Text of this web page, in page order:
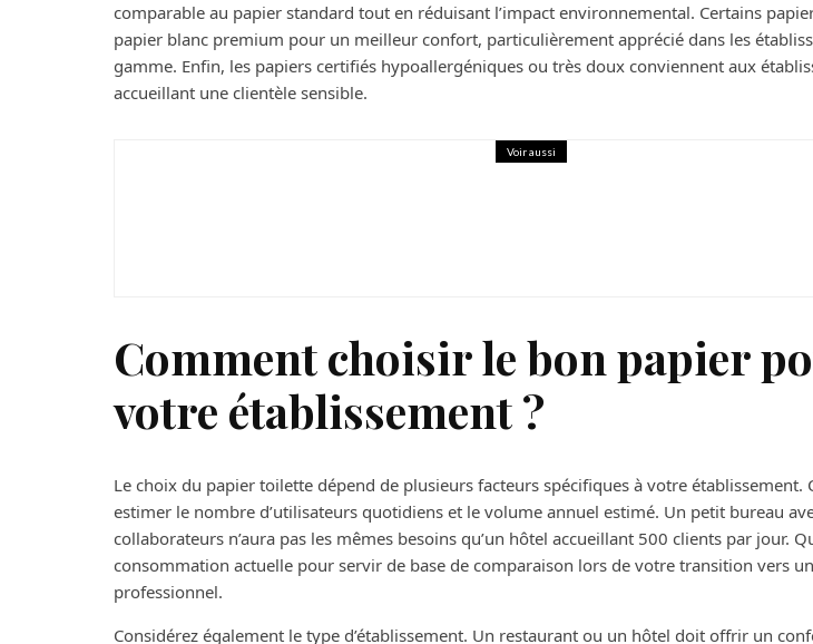
comparable au papier standard tout en réduisant l’impact environnemental. Certains
papier blanc premium pour un meilleur confort, particulièrement apprécié dans les
gamme. Enfin, les papiers certifiés hypoallergéniques ou très doux conviennent aux
accueillant une clientèle sensible.
Voir aussi
Comment choisir le bon papier
votre établissement ?
Le choix du papier toilette dépend de plusieurs facteurs spécifiques à votre établissement.
estimer le nombre d’utilisateurs quotidiens et le volume annuel estimé. Un petit bureau
collaborateurs n’aura pas les mêmes besoins qu’un hôtel accueillant 500 clients par jour.
consommation actuelle pour servir de base de comparaison lors de votre transition vers
professionnel.
Considérez également le type d’établissement. Un restaurant ou un hôtel doit offrir un